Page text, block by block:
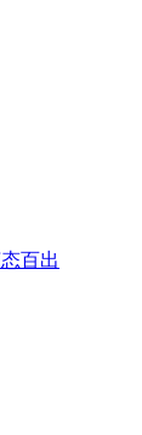
百出